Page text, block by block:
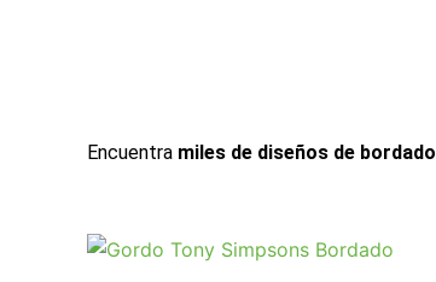
Encuentra miles de diseños de bordado